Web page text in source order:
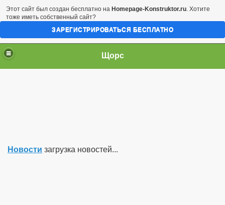
Щорс
Новости загрузка новостей...
Этот сайт был создан бесплатно на Homepage-Konstruktor.ru. Хотите
тоже иметь собственный сайт?
ЗАРЕГИСТРИРОВАТЬСЯ БЕСПЛАТНО